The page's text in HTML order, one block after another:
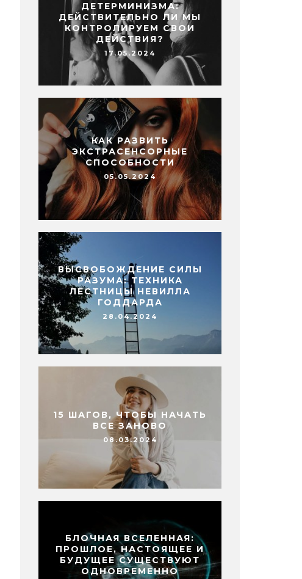
ДЕТЕРМИНИЗМА:
ДЕЙСТВИТЕЛЬНО ЛИ МЫ
КОНТРОЛИРУЕМ СВОИ
ДЕЙСТВИЯ?
17.05.2024
КАК РАЗВИТЬ
ЭКСТРАСЕНСОРНЫЕ
СПОСОБНОСТИ
05.05.2024
ВЫСВОБОЖДЕНИЕ СИЛЫ
РАЗУМА: ТЕХНИКА
ЛЕСТНИЦЫ НЕВИЛЛА
ГОДДАРДА
28.04.2024
15 ШАГОВ, ЧТОБЫ НАЧАТЬ
ВСЕ ЗАНОВО
08.03.2024
БЛОЧНАЯ ВСЕЛЕННАЯ:
ПРОШЛОЕ, НАСТОЯЩЕЕ И
БУДУЩЕЕ СУЩЕСТВУЮТ
ОДНОВРЕМЕННО